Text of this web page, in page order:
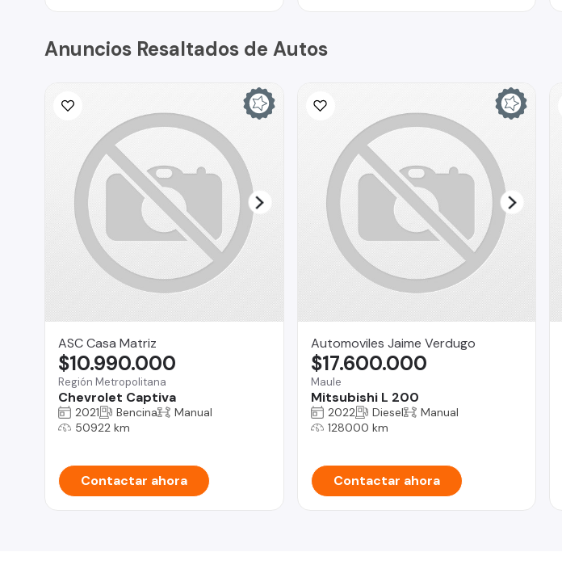
Anuncios Resaltados de Autos
ASC Casa Matriz
Región Metropolitana
Chevrolet Captiva
$10.990.000
2021 Bencina
Manual
50922 km
Contactar ahora
Automoviles Jaime Verdugo
Maule
Mitsubishi L 200
$17.600.000
2022 Diesel
Manual
128000 km
Contactar ahora